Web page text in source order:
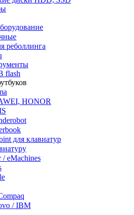
реболлинга
flash
HONOR
для клавиатур
eMachines
/ IBM